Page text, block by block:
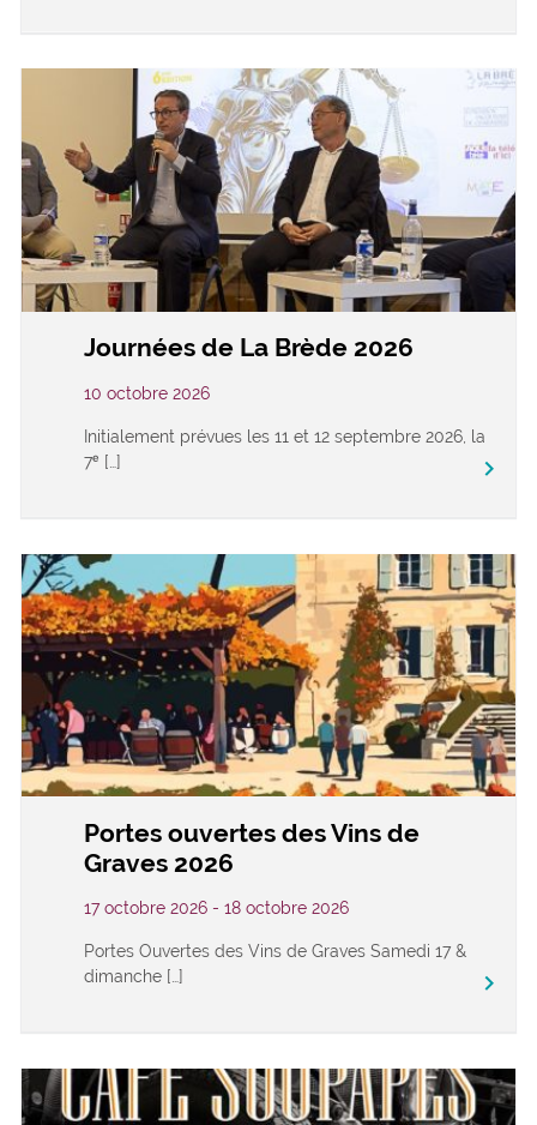
Journées de La Brède 2026
10 octobre 2026
Initialement prévues les 11 et 12 septembre 2026, la
7ᵉ […]
keyboard_arrow_right
Portes ouvertes des Vins de
Graves 2026
17 octobre 2026 - 18 octobre 2026
Portes Ouvertes des Vins de Graves Samedi 17 &
dimanche […]
keyboard_arrow_right